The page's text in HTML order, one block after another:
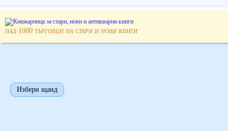
над 1000 търговци на стари и нови книги
Избери щанд